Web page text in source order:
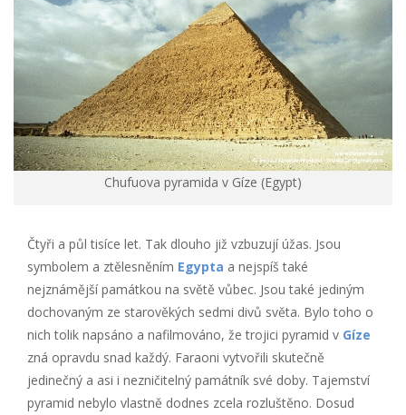
Chufuova pyramida v Gíze (Egypt)
Čtyři a půl tisíce let. Tak dlouho již vzbuzují úžas. Jsou
symbolem a ztělesněním Egypta a nejspíš také
nejznámější památkou na světě vůbec. Jsou také jediným
dochovaným ze starověkých sedmi divů světa. Bylo toho o
nich tolik napsáno a nafilmováno, že trojici pyramid v Gíze
zná opravdu snad každý. Faraoni vytvořili skutečně
jedinečný a asi i nezničitelný památník své doby. Tajemství
pyramid nebylo vlastně dodnes zcela rozluštěno. Dosud